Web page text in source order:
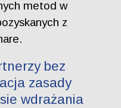
metod w
z
bez
zasady
wdrażania